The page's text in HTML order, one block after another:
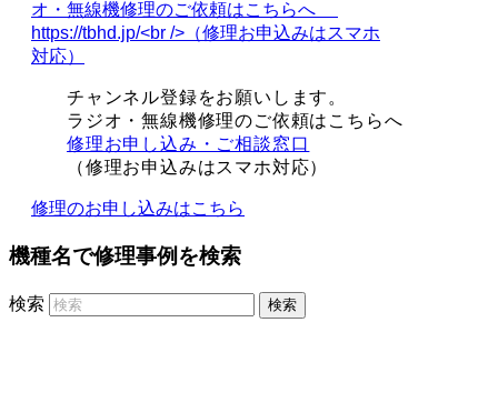
チャンネル登録をお願いします。
ラジオ・無線機修理のご依頼はこちらへ
修理お申し込み・ご相談窓口
（修理お申込みはスマホ対応）
修理のお申し込みはこちら
機種名で修理事例を検索
検索